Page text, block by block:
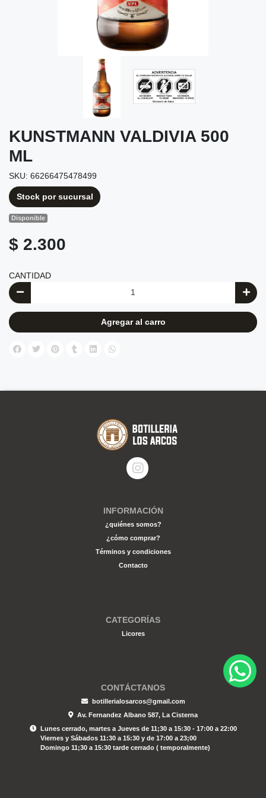
KUNSTMANN VALDIVIA 500
ML
SKU: 66266475478499
Stock por sucursal
Disponible
$ 2.300
CANTIDAD
Agregar al carro
INFORMACIÓN
¿quiénes somos?
¿cómo comprar?
Términos y condiciones
Contacto
CATEGORÍAS
Licores
CONTÁCTANOS
botillerialosarcos@gmail.com
Av. Fernandez Albano 587, La Cisterna
Lunes cerrado, martes a Jueves de 11;30 a 15:30 - 17:00 a 22:00
Viernes y Sábados 11:30 a 15:30 y de 17:00 a 23;00
Domingo 11;30 a 15:30 tarde cerrado ( temporalmente)